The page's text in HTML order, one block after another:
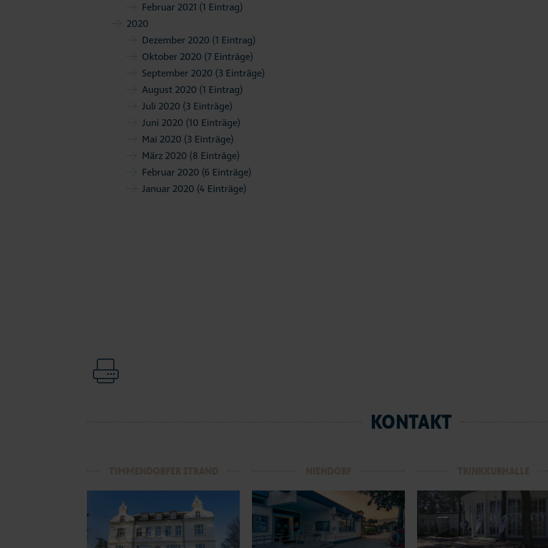
Februar 2021 (1 Eintrag)
2020
Dezember 2020 (1 Eintrag)
Oktober 2020 (7 Einträge)
September 2020 (3 Einträge)
August 2020 (1 Eintrag)
Juli 2020 (3 Einträge)
Juni 2020 (10 Einträge)
Mai 2020 (3 Einträge)
März 2020 (8 Einträge)
Februar 2020 (6 Einträge)
Januar 2020 (4 Einträge)
KONTAKT